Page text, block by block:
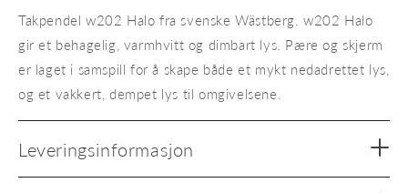
Takpendel w202 Halo fra svenske Wästberg. w202 Halo
gir et behagelig, varmhvitt og dimbart lys. Pære og skjerm
er laget i samspill for å skape både et mykt nedadrettet lys,
og et vakkert, dempet lys til omgivelsene.
Leveringsinformasjon